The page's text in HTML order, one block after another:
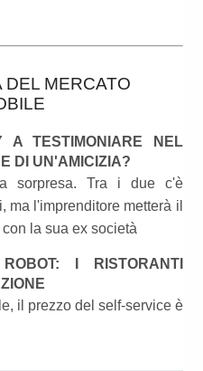
DEL MERCATO
A TESTIMONIARE NEL
DI UN'AMICIZIA?
sorpresa. Tra i due c'è
ma l'imprenditore metterà il
la sua ex società
I RISTORANTI
il prezzo del self-service è